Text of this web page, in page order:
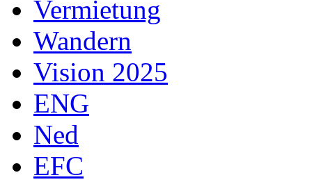
Vermietung
Wandern
Vision 2025
ENG
Ned
EFC